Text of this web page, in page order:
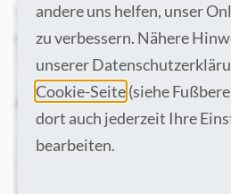
andere uns helfen, unser
zu verbessern. Nähere
unserer
Cookie-Seite(siehe
dort auch jederzeit Ihre
bearbeiten.